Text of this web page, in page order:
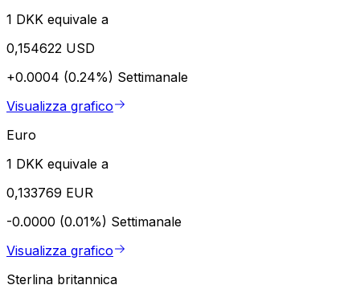
1 DKK equivale a
0,154622 USD
+0.0004 (0.24%) Settimanale
Visualizza grafico
Euro
1 DKK equivale a
0,133769 EUR
-0.0000 (0.01%) Settimanale
Visualizza grafico
Sterlina britannica